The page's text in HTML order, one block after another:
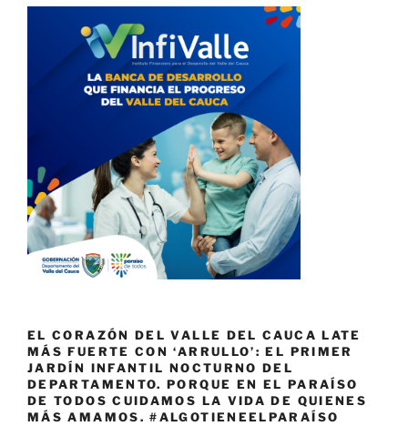
EL CORAZÓN DEL VALLE DEL CAUCA LATE
MÁS FUERTE CON ‘ARRULLO’: EL PRIMER
JARDÍN INFANTIL NOCTURNO DEL
DEPARTAMENTO. PORQUE EN EL PARAÍSO
DE TODOS CUIDAMOS LA VIDA DE QUIENES
MÁS AMAMOS. #ALGOTIENEELPARAÍSO